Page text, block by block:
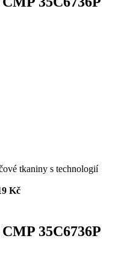
tkaniny s technologií
Kč
35C6736P